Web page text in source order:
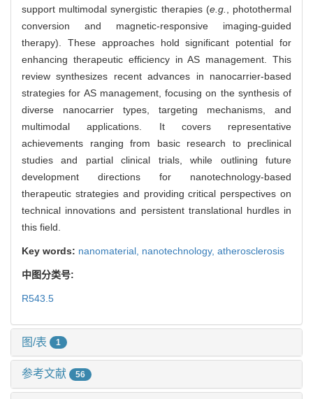
support multimodal synergistic therapies (e.g.
, photothermal
conversion and magnetic-responsive imaging-guided
therapy). These approaches hold significant potential for
enhancing therapeutic efficiency in AS management. This
review synthesizes recent advances in nanocarrier-based
strategies for AS management, focusing on the synthesis of
diverse nanocarrier types, targeting mechanisms, and
multimodal applications. It covers representative
achievements ranging from basic research to preclinical
studies and partial clinical trials, while outlining future
development directions for nanotechnology-based
therapeutic strategies and providing critical perspectives on
technical innovations and persistent translational hurdles in
this field.
Key words: nanomaterial, nanotechnology, atherosclerosis
中图分类号:
R543.5
图/表 1
参考文献 56